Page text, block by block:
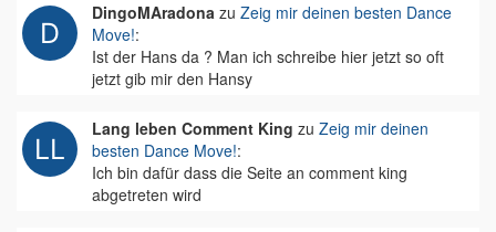
DingoMAradona zu Zeig mir deinen besten Dance
Move!:
Ist der Hans da ? Man ich schreibe hier jetzt so oft
jetzt gib mir den Hansy
Lang leben Comment King zu Zeig mir deinen
besten Dance Move!:
Ich bin dafür dass die Seite an comment king
abgetreten wird